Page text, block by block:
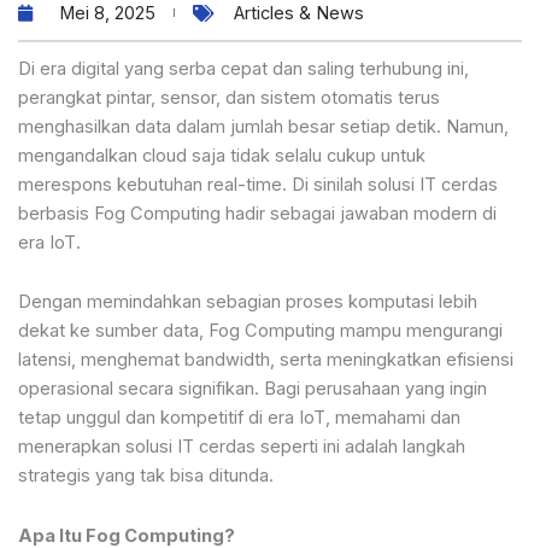
Mei 8, 2025
Articles & News
Di era digital yang serba cepat dan saling terhubung ini,
perangkat pintar, sensor, dan sistem otomatis terus
menghasilkan data dalam jumlah besar setiap detik. Namun,
mengandalkan cloud saja tidak selalu cukup untuk
merespons kebutuhan real-time. Di sinilah solusi IT cerdas
berbasis Fog Computing hadir sebagai jawaban modern di
era IoT.
Dengan memindahkan sebagian proses komputasi lebih
dekat ke sumber data, Fog Computing mampu mengurangi
latensi, menghemat bandwidth, serta meningkatkan efisiensi
operasional secara signifikan. Bagi perusahaan yang ingin
tetap unggul dan kompetitif di era IoT, memahami dan
menerapkan solusi IT cerdas seperti ini adalah langkah
strategis yang tak bisa ditunda.
Apa Itu Fog Computing?